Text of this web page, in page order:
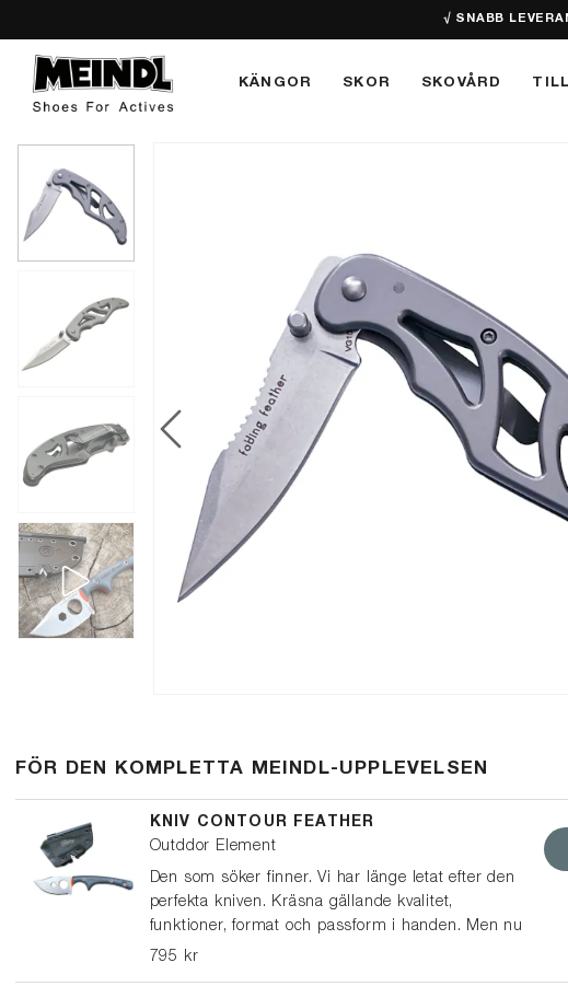
√ SNABB
KÄNGOR SKOR SKOVÅRD
FÖR DEN KOMPLETTA MEINDL-UPPLEVELSEN
KNIV CONTOUR FEATHER
Outddor Element
Den som söker finner. Vi har länge letat efter den
perfekta kniven. Kräsna gällande kvalitet,
funktioner, format och passform i handen. Men nu
är den här! Contour feather är en smidig kniv med
795 kr